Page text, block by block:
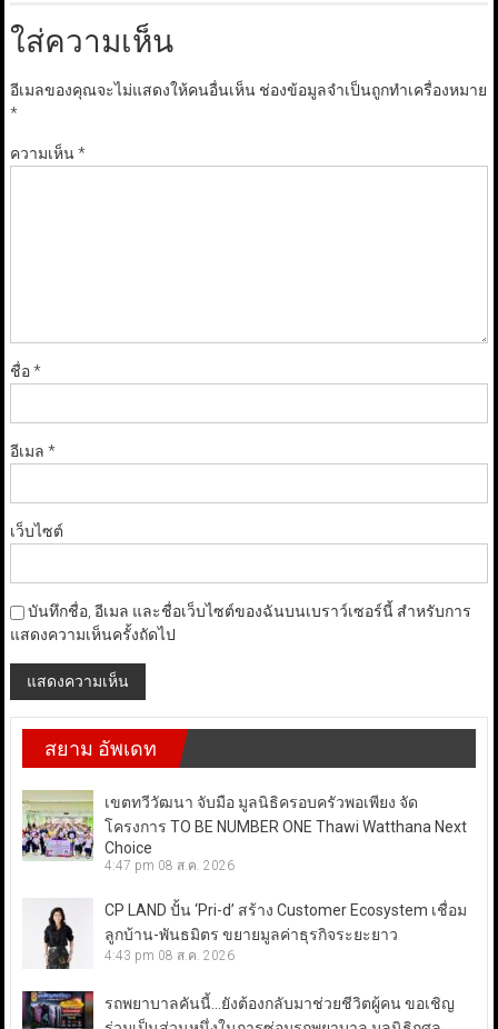
ใส่ความเห็น
อีเมลของคุณจะไม่แสดงให้คนอื่นเห็น ช่องข้อมูลจำเป็นถูกทำเครื่องหมาย
*
ความเห็น*
ชื่อ*
อีเมล *
เว็บไซต์
บันทึกชื่อ, อีเมล และชื่อเว็บไซต์ของฉันบนเบราว์เซอร์นี้ สำหรับการ
แสดงความเห็นครั้งถัดไป
สยาม อัพเดท
เขตทวีวัฒนา จับมือ มูลนิธิครอบครัวพอเพียง จัด
โครงการ TO BE NUMBER ONE Thawi Watthana Next
Choice
4:47 pm 08 ส.ค. 2026
CP LAND ปั้น ‘Pri-d’ สร้าง Customer Ecosystem เชื่อม
ลูกบ้าน-พันธมิตร ขยายมูลค่าธุรกิจระยะยาว
4:43 pm 08 ส.ค. 2026
รถพยาบาลคันนี้…ยังต้องกลับมาช่วยชีวิตผู้คน ขอเชิญ